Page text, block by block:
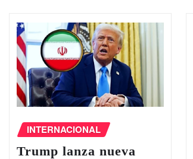
INTERNACIONAL
Trump lanza nueva